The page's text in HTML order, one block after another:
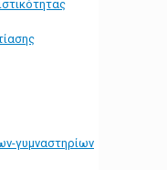
γυμναστηρίων